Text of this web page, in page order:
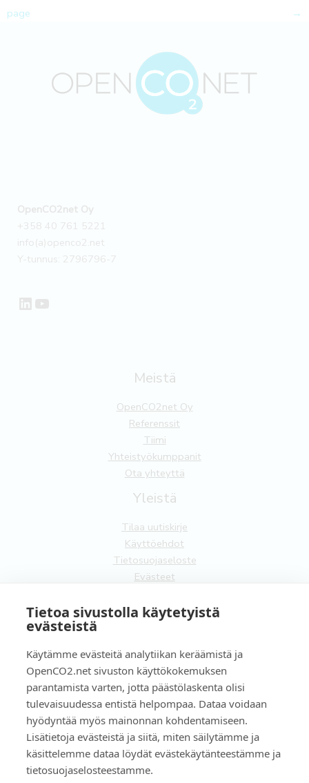
Tietoa sivustolla käytetyistä
evästeistä
Käytämme evästeitä analytiikan keräämistä ja
OpenCO2.net sivuston käyttökokemuksen
parantamista varten, jotta päästölaskenta olisi
tulevaisuudessa entistä helpompaa. Dataa voidaan
hyödyntää myös mainonnan kohdentamiseen.
Lisätietoja evästeistä ja siitä, miten säilytämme ja
käsittelemme dataa löydät evästekäytänteestämme ja
tietosuojaselosteestamme.
page
→
OpenCO2net Oy
+358 40 761 5221
info(a)openco2.net
Y-tunnus: 2796796-7
LinkedIn
YouTube
Meistä
OpenCO2net Oy
Referenssit
Tiimi
Yhteistyökumppanit
Ota yhteyttä
Yleistä
Tilaa uutiskirje
Käyttöehdot
Tietosuojaseloste
Evästeet
FI
Copyright OpenCO2net Oy 2026